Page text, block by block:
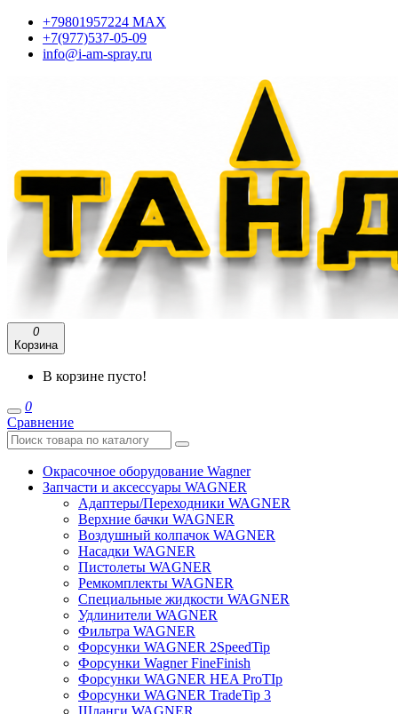
+79801957224 МАХ
+7(977)537-05-09
info@i-am-spray.ru
0
Корзина
В корзине пусто!
0
Сравнение
Окрасочное оборудование Wagner
Запчасти и аксессуары WAGNER
Адаптеры/Переходники WAGNER
Верхние бачки WAGNER
Воздушный колпачок WAGNER
Насадки WAGNER
Пистолеты WAGNER
Ремкомплекты WAGNER
Специальные жидкости WAGNER
Удлинители WAGNER
Фильтра WAGNER
Форсунки WAGNER 2SpeedTip
Форсунки Wagner FineFinish
Форсунки WAGNER HEA ProTIp
Форсунки WAGNER TradeTip 3
Шланги WAGNER